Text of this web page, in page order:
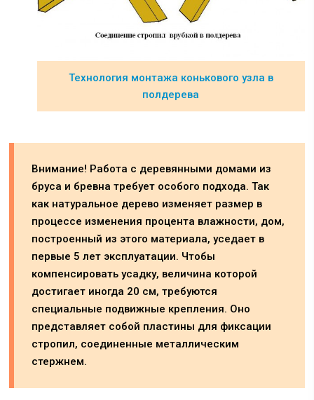
Технология монтажа конькового узла в
полдерева
Внимание! Работа с деревянными домами из
бруса и бревна требует особого подхода. Так
как натуральное дерево изменяет размер в
процессе изменения процента влажности, дом,
построенный из этого материала, уседает в
первые 5 лет эксплуатации. Чтобы
компенсировать усадку, величина которой
достигает иногда 20 см, требуются
специальные подвижные крепления. Оно
представляет собой пластины для фиксации
стропил, соединенные металлическим
стержнем.